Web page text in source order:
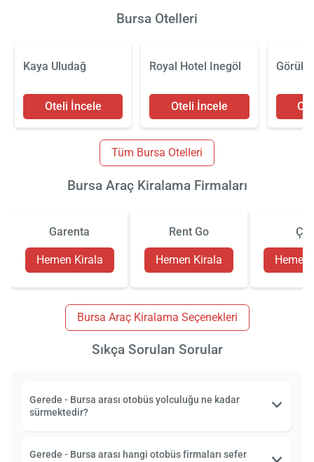
Bursa Otelleri
Kaya Uludağ
Oteli İncele
Royal Hotel Inegöl
Oteli İncele
Tüm Bursa Otelleri
Bursa Araç Kiralama Firmaları
Garenta
Hemen Kirala
Rent Go
Hemen Kirala Hemen
Bursa Araç Kiralama Seçenekleri
Sıkça Sorulan Sorular
Gerede - Bursa arası otobüs yolculuğu ne kadar
sürmektedir?
Gerede - Bursa arası hangi otobüs firmaları sefer